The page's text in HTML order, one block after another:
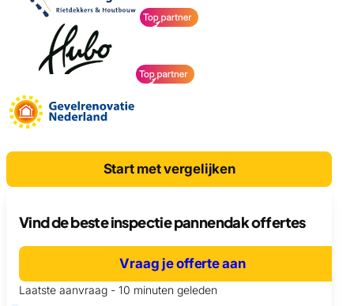
Start met vergelijken
Vind de beste inspectie pannendak offertes
Vraag je offerte aan
Laatste aanvraag - 10 minuten geleden